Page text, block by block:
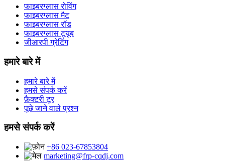
फाइबरग्लास रोविंग
फाइबरग्लास मैट
फाइबरग्लास रॉड
फाइबरग्लास ट्यूब
जीआरपी ग्रेटिंग
हमारे बारे में
हमारे बारे में
हमसे संपर्क करें
फ़ैक्टरी टूर
पूछे जाने वाले प्रश्न
हमसे संपर्क करें
+86 023-67853804
marketing@frp-cqdj.com